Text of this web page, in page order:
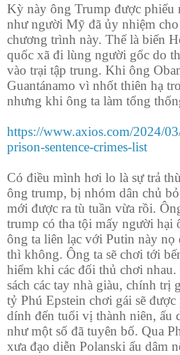
Kỳ này ông Trump được phiếu
như người Mỹ đã ủy nhiệm
chương trình này. Thế là biến
quốc xã đi lùng người gốc do
vào trại tập trung. Khi ông
Guantánamo vì nhốt thiên hạ
nhưng khi ông ta làm tổng
https://www.axios.com/2024/
prison-sentence-crimes-list
Có điều mình hơi lo là sự trả
ông trump, bị nhóm dân chủ
mới được ra tù tuần vừa rồi.
trump có tha tội mấy người hại
ông ta liên lạc với Putin này nọ
thì không. Ông ta sẽ chơi tới
hiểm khi các đối thủ chơi
sách các tay nhà giàu, chính trị
tỷ Phú Epstein chơi gái sẽ
dính đến tuổi vị thành niên, ấu
như một số đã tuyên bố. Qua
xưa đạo diễn Polanski ấu dâm